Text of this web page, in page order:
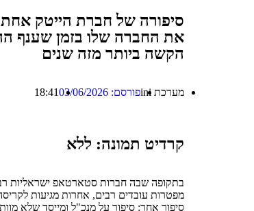
סיפורה של חברת הייטק
את החברה שלו בזמן שענף
הקשה ביותר מזה שנים
מערכת ini פורסם: 18:41
קרדיט תמונה: ללא
בתקופה שבה חברות סטארטאפ ישראליות
סיפור אחר: סיפור על מנכ"ל ומייסד שלא